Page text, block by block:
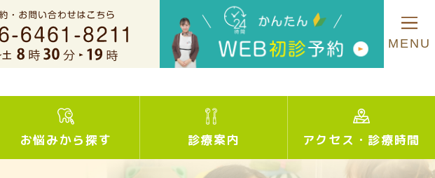
MENU
お悩みから探す 診療案内 アクセス ・ 診療時間